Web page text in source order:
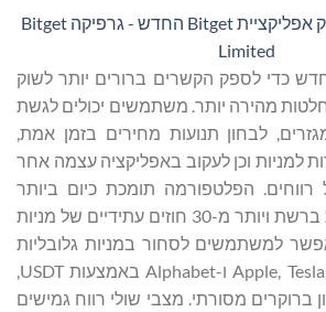
צילומי מסך של ממשק אפליקציית Bitget החדש - גרפיקה Bitget
Limited
כדי לספק הקשרים ברורים יותר לשוק
מהירה יותר. משתמשים יכולים לגשת
לבחון תנועות מחירים בזמן אמת,
למניות וכן לעקוב באפליקציה עצמה אחר
הפלטפורמה תומכת כיום ביותר
מ-100 אסימוני מניות ברשת ויותר מ-30 חוזים עתידיים של מניות
למשתמשים לסחור במניות גלובליות
ברוקרים מסורתי. מצבי שולי רווח גמישים